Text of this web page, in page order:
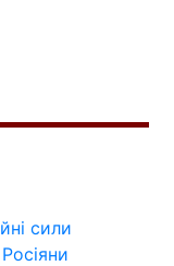
сили
Росіяни